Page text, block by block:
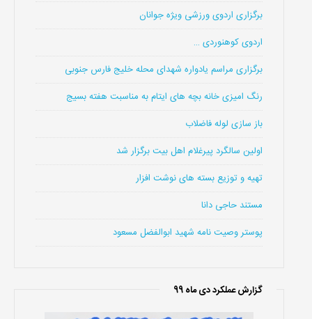
برگزاری اردوی ورزشی ویژه جوانان
اردوی کوهنوردی …
برگزاری مراسم یادواره شهدای محله خلیج فارس جنوبی
رنگ امیزی خانه بچه های ایتام به مناسبت هفته بسیج
باز سازی لوله فاضلاب
اولین سالگرد پیرغلام اهل بیت برگزار شد
تهیه و توزیع بسته های نوشت افزار
مستند حاجی دانا
پوستر وصیت نامه شهید ابوالفضل مسعود
گزارش عملکرد دی ماه 99